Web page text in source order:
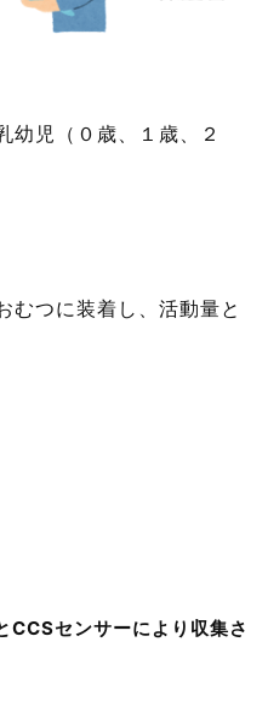
児（０歳、１歳、２
むつに装着し、活動量と
CCSセンサーにより収集さ